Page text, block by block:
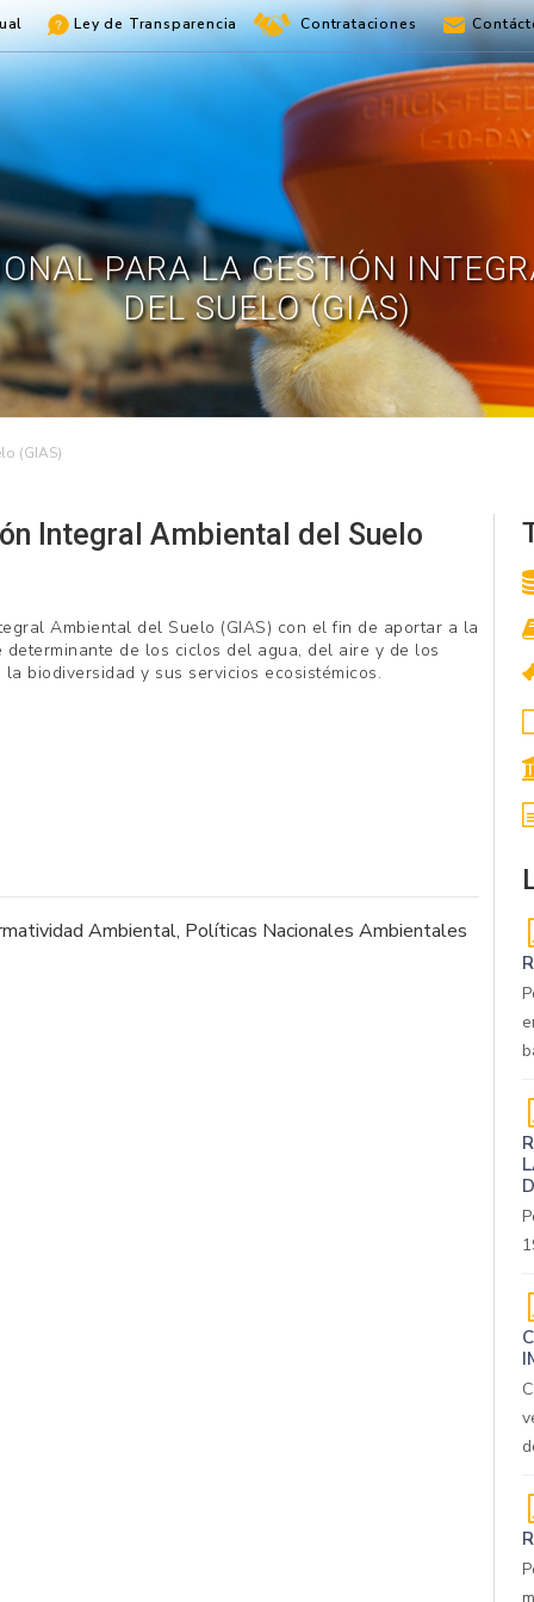
Ley de Transparencia Contrataciones
PARA LA GESTIÓN
DEL SUELO (GIAS)
(GIAS)
Integral Ambiental del Suelo
Ambiental del Suelo (GIAS) con el fin de aportar a la
de los ciclos del agua, del aire y de los
biodiversidad y sus servicios ecosistémicos.
Ambiental, Políticas Nacionales Ambientales